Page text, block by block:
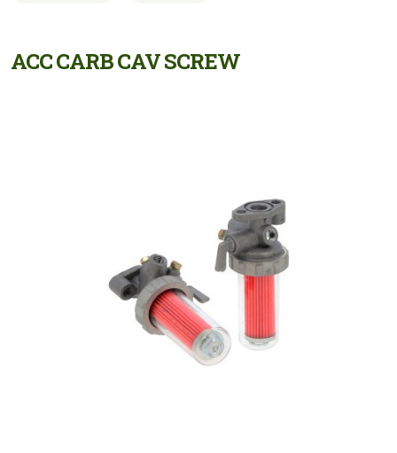
ACC CARB CAV SCREW